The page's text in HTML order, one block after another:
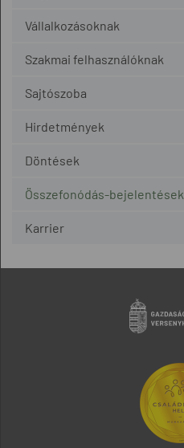
Vállalkozásoknak
Szakmai felhasználóknak
Sajtószoba
Hirdetmények
Döntések
Összefonódás-bejelentések
Karrier